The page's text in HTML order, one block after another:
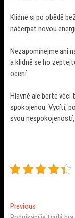
Klidně si po obědě
načerpat novou
Nezapomínejme ani
a klidně se ho
ocení.
Hlavně ale berte
spokojenou. Vycítí,
svou
Navigace
PreviousPrevious